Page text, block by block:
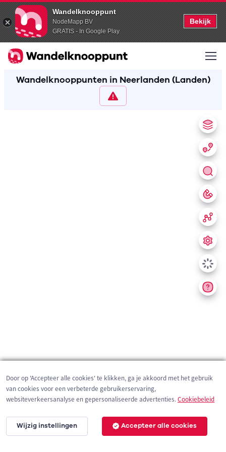
Wandelknooppunt
NodeMapp BV
GRATIS - In Google Play
Bekijk
Wandelknooppunten in Neerlanden (Landen)
200 m
Door op 'Accepteer alle cookies' te klikken, ga je akkoord met het gebruik
van cookies voor een verbeterde gebruikerservaring,
websiteverkeersanalyse en gepersonaliseerde advertenties.Cookiebeleid
Wijzig instellingen Accepteer alle cookies